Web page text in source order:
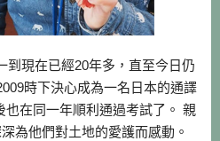
到現在已經20年多，直至今日仍
時下決心成為一名日本的通譯
在同一年順利通過考試了。 親
為他們對土地的愛護而感動。